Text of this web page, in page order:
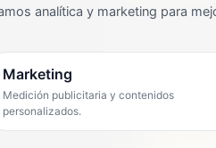
★★★★★
«Servicio de
con precios
comprado en
siempre dan
servicio de 10.»
analítica y marketing para
Marketing
Medición publicitaria y contenidos
personalizados.